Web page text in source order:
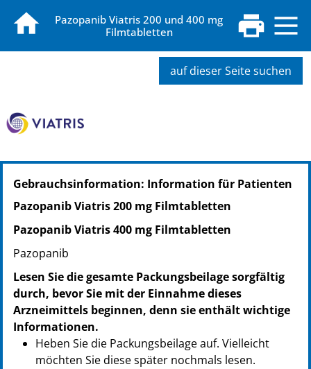
Pazopanib Viatris 200 und 400 mg
Filmtabletten
auf dieser Seite suchen
PZN: 19877651
PPN: 111987765147
NTIN: 04150198776518
PPN: 111987763918
NTIN: 04150198776396
Gebrauchsinformation: Information für Patienten
Pazopanib Viatris 200 mg Filmtabletten
Pazopanib Viatris 400 mg Filmtabletten
Pazopanib
Lesen Sie die gesamte Packungsbeilage sorgfältig
durch, bevor Sie mit der Einnahme dieses
Arzneimittels beginnen, denn sie enthält wichtige
Informationen.
Heben Sie die Packungsbeilage auf. Vielleicht
möchten Sie diese später nochmals lesen.